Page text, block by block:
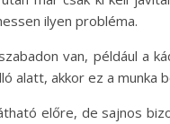
ilyen probléma.
van, például a
alatt, akkor ez a munka
előre, de sajnos